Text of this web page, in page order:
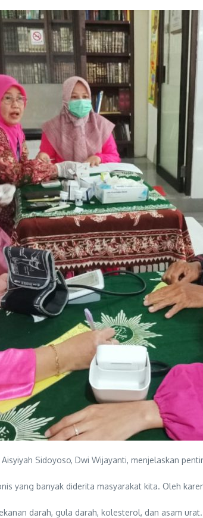
Sidoyoso, Dwi Wijayanti, menjelaskan
yang banyak diderita masyarakat kita. Oleh
darah, gula darah, kolesterol, dan asam